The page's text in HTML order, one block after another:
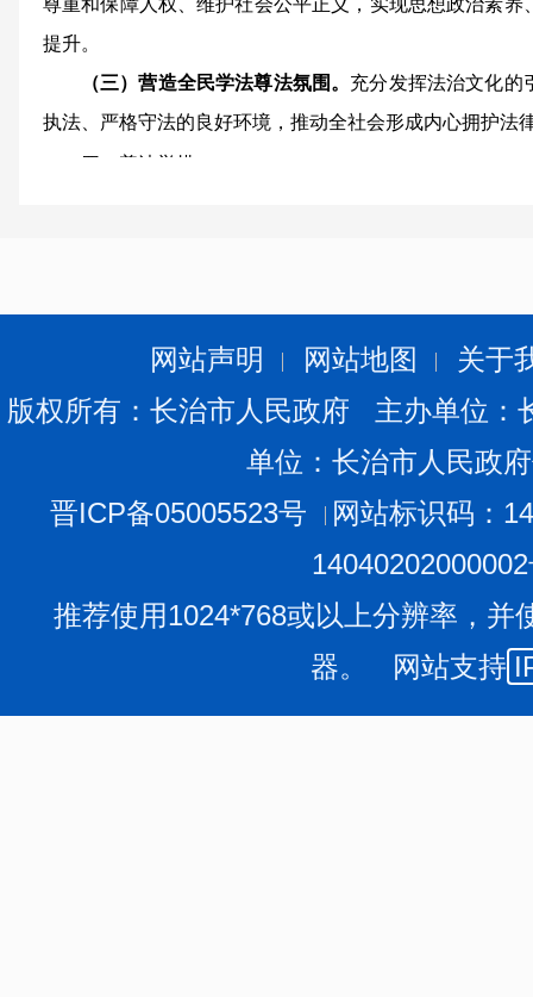
尊重和保障人权、维护社会公平正义，实现思想政治素
提升。
（三）营造全民学法尊法氛围 。 充分发挥法治文化的
执法、严格守法的良好环境，推动全社会形成内心拥护法
四、普法举措
3.开展法治练兵培训、执法资格考试。（责任单位：
长治市公安局党委委员、副局长 王兵
网站声明 网站地图
关于
版权所有：长治市人民政府 主办单位
单位：长治市人民政
晋ICP备05005523号
网站标识码：
推荐使用1024*768或以上分辨率，并
器。 网站支持